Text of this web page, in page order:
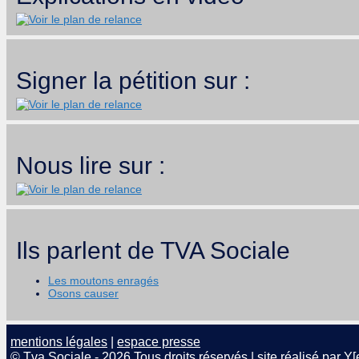
Signer la pétition sur :
Nous lire sur :
Ils parlent de TVA Sociale
Les moutons enragés
Osons causer
mentions légales
espace presse